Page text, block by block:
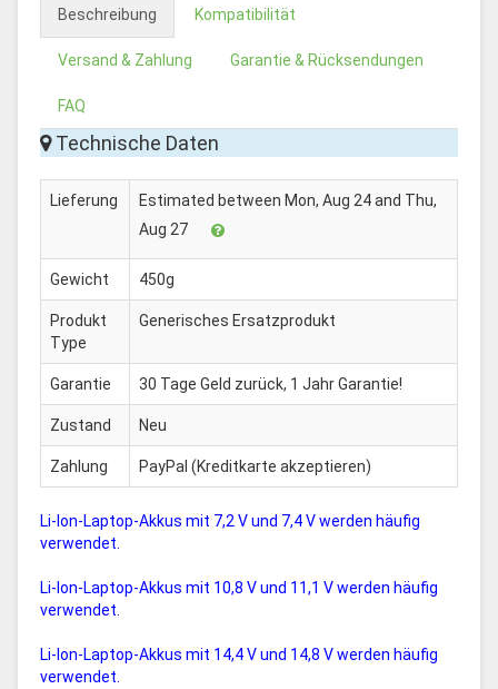
Beschreibung Kompatibilität
Versand & Zahlung Garantie & Rücksendungen
FAQ
Technische Daten
Lieferung
Estimated between Mon, Aug 24 and Thu,
Aug 27
Gewicht 450g
Produkt
Type
Generisches Ersatzprodukt
Garantie 30 Tage Geld zurück, 1 Jahr Garantie!
Zustand Neu
Zahlung PayPal (Kreditkarte akzeptieren)
Li-Ion-Laptop-Akkus mit 7,2 V und 7,4 V werden häufig
verwendet.
Li-Ion-Laptop-Akkus mit 10,8 V und 11,1 V werden häufig
verwendet.
Li-Ion-Laptop-Akkus mit 14,4 V und 14,8 V werden häufig
verwendet.